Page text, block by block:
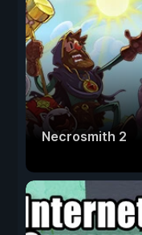
Necrosmith 2